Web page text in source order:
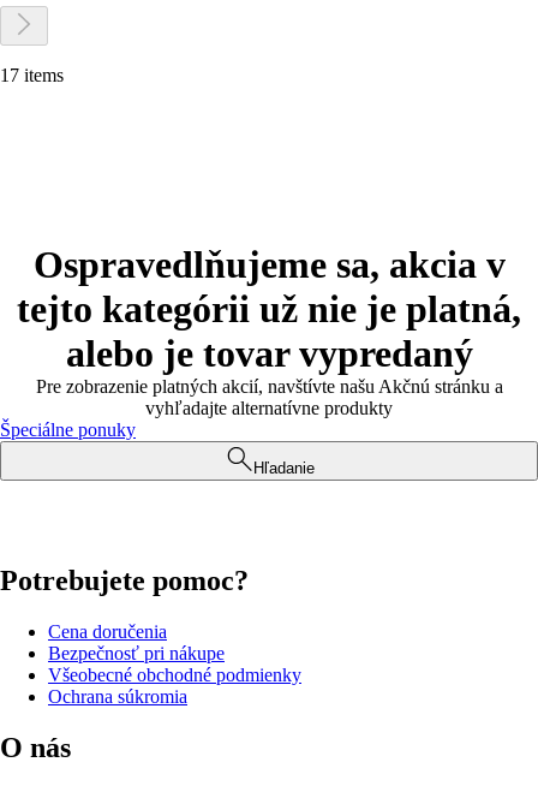
17 items
Ospravedlňujeme sa, akcia v
tejto kategórii už nie je platná,
alebo je tovar vypredaný
Pre zobrazenie platných akcií, navštívte našu Akčnú stránku a
vyhľadajte alternatívne produkty
Špeciálne ponuky
Hľadanie
Potrebujete pomoc?
Cena doručenia
Bezpečnosť pri nákupe
Všeobecné obchodné podmienky
Ochrana súkromia
O nás